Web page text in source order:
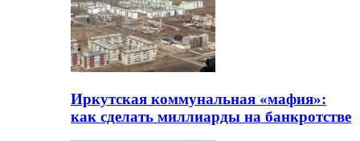
Иркутская коммунальная «мафия»:
как сделать миллиарды на банкротстве